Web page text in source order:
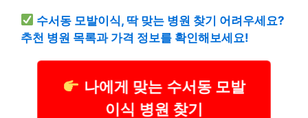
수서동 모발이식, 딱 맞는 병원 찾기 어려우세요?
추천 병원 목록과 가격 정보를 확인해보세요!
나에게 맞는 수서동 모발
이식 병원 찾기